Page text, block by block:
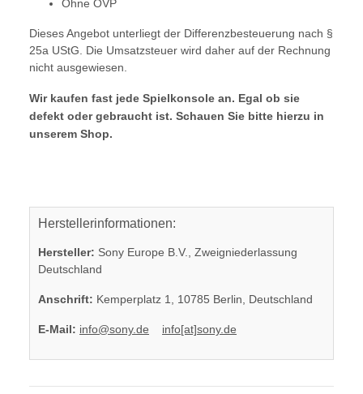
Ohne OVP
Dieses Angebot unterliegt der Differenzbesteuerung nach §
25a UStG. Die Umsatzsteuer wird daher auf der Rechnung
nicht ausgewiesen.
Wir kaufen fast jede Spielkonsole an. Egal ob sie
defekt oder gebraucht ist. Schauen Sie bitte hierzu in
unserem Shop.
Herstellerinformationen:
Hersteller: Sony Europe B.V., Zweigniederlassung
Deutschland
Anschrift: Kemperplatz 1, 10785 Berlin, Deutschland
E-Mail: info@sony.de info[at]sony.de